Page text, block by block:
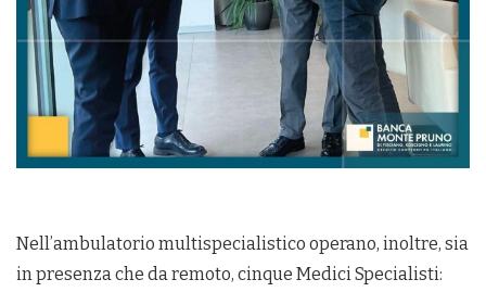
Nell’ambulatorio multispecialistico operano, inoltre, sia
in presenza che da remoto, cinque Medici Specialisti: